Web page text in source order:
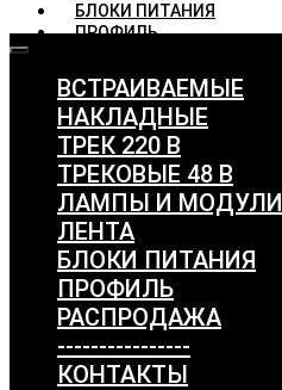
БЛОКИ ПИТАНИЯ
ПРОФИЛЬ
ВСТРАИВАЕМЫЕ
НАКЛАДНЫЕ
ТРЕК 220 В
ТРЕКОВЫЕ 48 В
ЛАМПЫ И МОДУЛИ
ЛЕНТА
БЛОКИ ПИТАНИЯ
ПРОФИЛЬ
РАСПРОДАЖА
----------------
КОНТАКТЫ